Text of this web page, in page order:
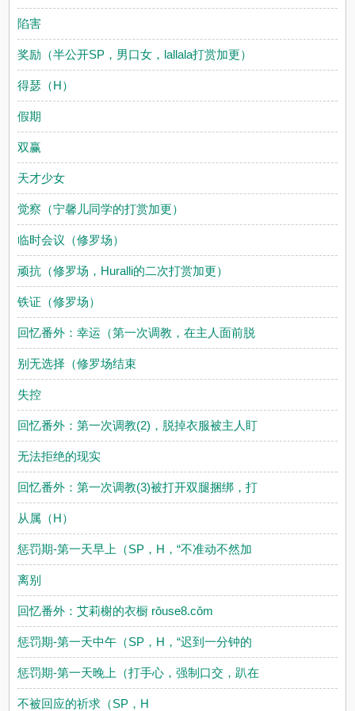
陷害
奖励（半公开SP，男口女，lallala打赏加更）
得瑟（H）
假期
双赢
天才少女
觉察（宁馨儿同学的打赏加更）
临时会议（修罗场）
顽抗（修罗场，Huralli的二次打赏加更）
铁证（修罗场）
回忆番外：幸运（第一次调教，在主人面前脱
别无选择（修罗场结束
失控
回忆番外：第一次调教(2)，脱掉衣服被主人盯
无法拒绝的现实
回忆番外：第一次调教(3)被打开双腿捆绑，打
从属（H）
惩罚期-第一天早上（SP，H，“不准动不然加
离别
回忆番外：艾莉榭的衣橱 rǒuse8.cǒm
惩罚期-第一天中午（SP，H，“迟到一分钟的
惩罚期-第一天晚上（打手心，强制口交，趴在
不被回应的祈求（SP，H